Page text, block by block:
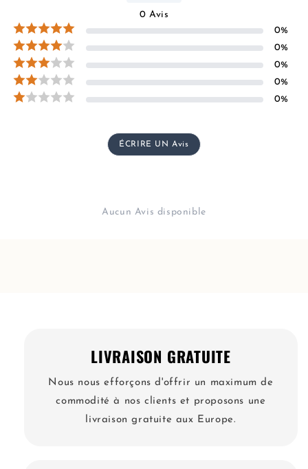
0 Avis
0%
0%
0%
0%
0%
ÉCRIRE UN Avis
Aucun Avis disponible
LIVRAISON GRATUITE
Nous nous efforçons d'offrir un maximum de
commodité à nos clients et proposons une
livraison gratuite aux Europe.